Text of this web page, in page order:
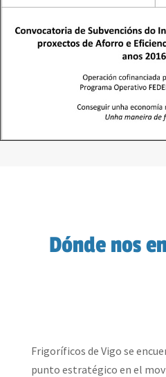
Dónde nos
Frigoríficos de Vigo se
punto estratégico en el